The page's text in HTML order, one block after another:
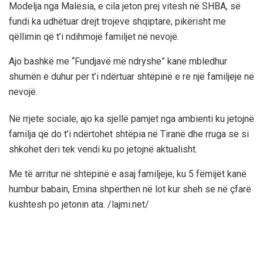
Modelja nga Malësia, e cila jeton prej vitesh në SHBA, së
fundi ka udhëtuar drejt trojeve shqiptare, pikërisht me
qëllimin që t’i ndihmojë familjet në nevojë.
Ajo bashkë me “Fundjavë më ndryshe” kanë mbledhur
shumën e duhur për t’i ndërtuar shtëpinë e re një familjeje në
nevojë.
Në rrjete sociale, ajo ka sjellë pamjet nga ambienti ku jetojnë
familja që do t’i ndërtohet shtëpia në Tiranë dhe rruga se si
shkohet deri tek vendi ku po jetojnë aktualisht.
Me të arritur në shtëpinë e asaj familjeje, ku 5 fëmijët kanë
humbur babain, Emina shpërthen në lot kur sheh se në çfarë
kushtesh po jetonin ata. /lajmi.net/